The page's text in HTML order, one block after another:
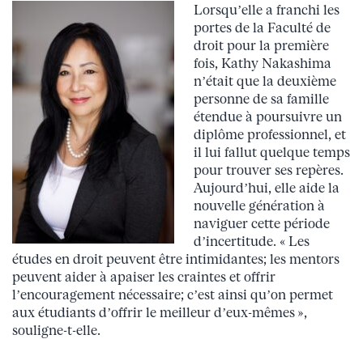
Lorsqu’elle a franchi les
portes de la Faculté de
droit pour la première
fois, Kathy Nakashima
n’était que la deuxième
personne de sa famille
étendue à poursuivre un
diplôme professionnel, et
il lui fallut quelque temps
pour trouver ses repères.
Aujourd’hui, elle aide la
nouvelle génération à
naviguer cette période
d’incertitude. « Les
études en droit peuvent être intimidantes; les mentors
peuvent aider à apaiser les craintes et offrir
l’encouragement nécessaire; c’est ainsi qu’on permet
aux étudiants d’offrir le meilleur d’eux-mêmes »,
souligne-t-elle.